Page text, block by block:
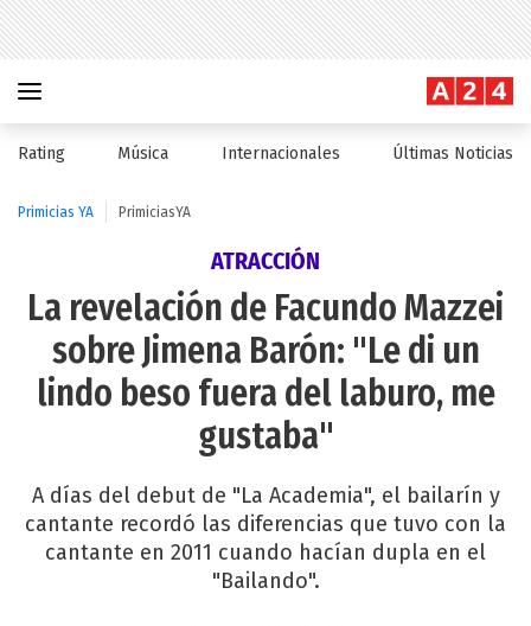
Rating Música Internacionales Últimas Noticias
Primicias YA PrimiciasYA
ATRACCIÓN
La revelación de Facundo Mazzei
sobre Jimena Barón: "Le di un
lindo beso fuera del laburo, me
gustaba"
A días del debut de "La Academia", el bailarín y
cantante recordó las diferencias que tuvo con la
cantante en 2011 cuando hacían dupla en el
"Bailando".